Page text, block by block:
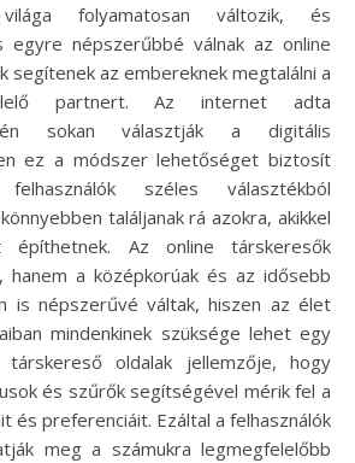
egyre népszerűbbé válnak az online
segítenek az embereknek megtalálni a
partnert. Az internet adta
sokan választják a digitális
ez a módszer lehetőséget biztosít
széles választékból
találjanak rá azokra, akikkel
építhetnek. Az online társkeresők
hanem a középkorúak és az idősebb
is népszerűvé váltak, hiszen az élet
mindenkinek szüksége lehet egy
oldalak jellemzője, hogy
és szűrők segítségével mérik fel a
és preferenciáit. Ezáltal a felhasználók
meg a számukra legmegfelelőbb